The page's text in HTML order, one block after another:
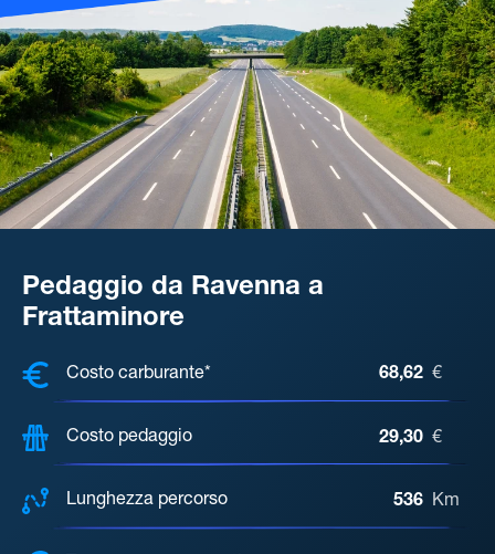
Pedaggio da Ravenna a
Frattaminore
COSTI, DISTANZA, TEMPO DI
Costo carburante* 68,62 €
Costo pedaggio 29,30 €
Lunghezza percorso 536 Km